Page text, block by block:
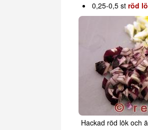
0,25-0,5 ströd
Hackad röd lök och